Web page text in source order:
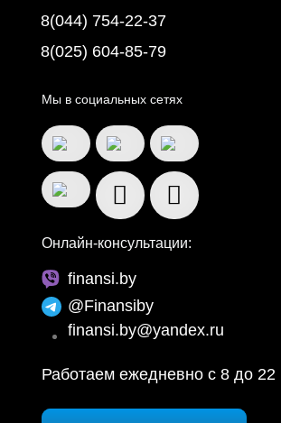
8(044) 754-22-37
8(025) 604-85-79
Мы в социальных сетях
Онлайн-консультации:
finansi.by
@Finansiby
finansi.by@yandex.ru
Работаем ежедневно c 8 до 22